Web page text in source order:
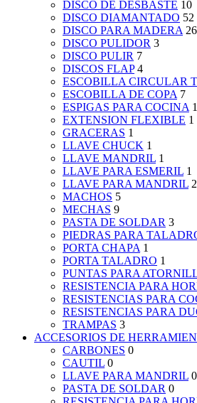
DISCO DE DESBASTE 10
DISCO DIAMANTADO 52
DISCO PARA MADERA 26
DISCO PULIDOR 3
DISCO PULIR 7
DISCOS FLAP 4
ESCOBILLA CIRCULAR
ESCOBILLA DE COPA 7
ESPIGAS PARA COCINA 1
EXTENSION FLEXIBLE 1
GRACERAS 1
LLAVE CHUCK 1
LLAVE MANDRIL 1
LLAVE PARA ESMERIL 1
LLAVE PARA MANDRIL 2
MACHOS 5
MECHAS 9
PASTA DE SOLDAR 3
PIEDRAS PARA
PORTA CHAPA 1
PORTA TALADRO 1
PUNTAS PARA
RESISTENCIA PARA
RESISTENCIAS PARA
RESISTENCIAS PARA
TRAMPAS 3
ACCESORIOS DE
CARBONES 0
CAUTIL 0
LLAVE PARA MANDRIL 0
PASTA DE SOLDAR 0